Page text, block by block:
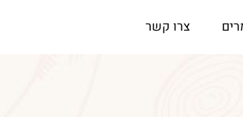
צרו קשר